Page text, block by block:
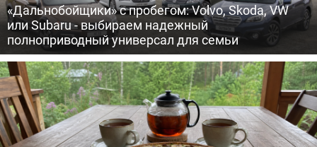
«Дальнобойщики» с пробегом: Volvo, Skoda, VW
или Subaru - выбираем надежный
полноприводный универсал для семьи